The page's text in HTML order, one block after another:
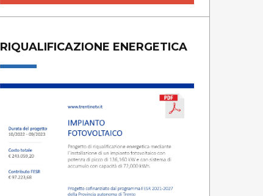
RIQUALIFICAZIONE ENERGETICA